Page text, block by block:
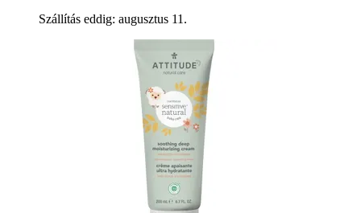
Szállítás eddig: augusztus 11.